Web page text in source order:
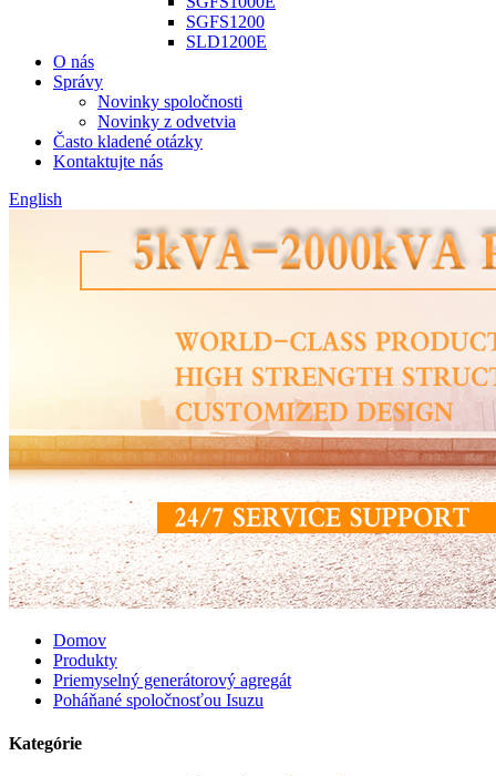
SGFS1200
SLD1200E
O nás
Správy
Novinky spoločnosti
Novinky z odvetvia
Často kladené otázky
Kontaktujte nás
English
Domov
Produkty
Priemyselný generátorový agregát
Poháňané spoločnosťou Isuzu
Kategórie